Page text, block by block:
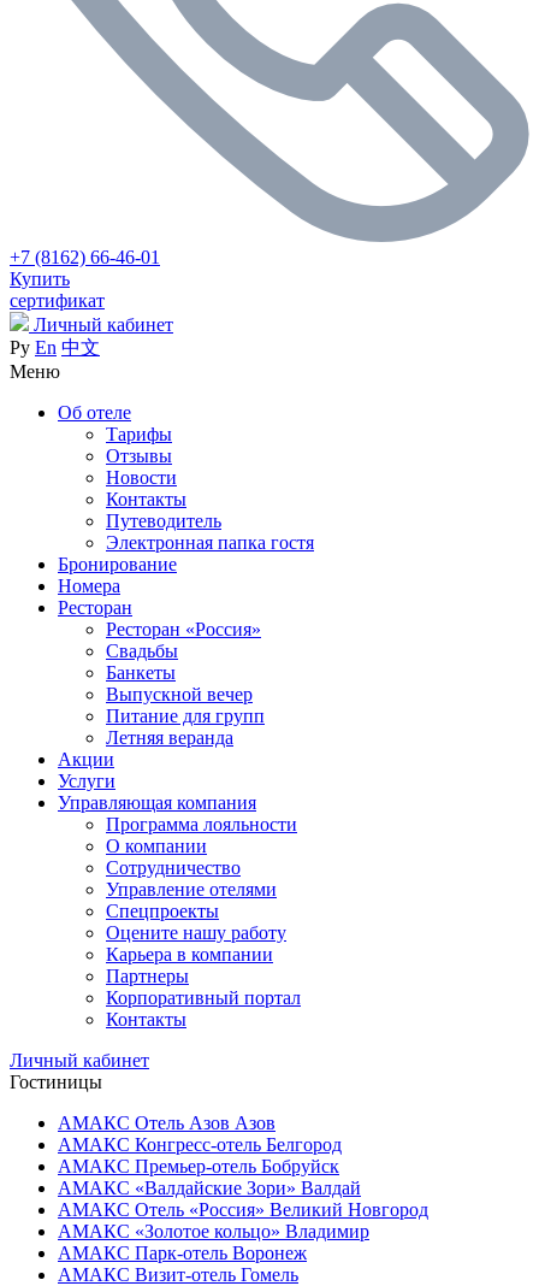
+7 (8162) 66-46-01
Купить
сертификат
Личный кабинет
Ру En 中文
Меню
Об отеле
Тарифы
Отзывы
Новости
Контакты
Путеводитель
Электронная папка гостя
Бронирование
Номера
Ресторан
Ресторан «Россия»
Свадьбы
Банкеты
Выпускной вечер
Питание для групп
Летняя веранда
Акции
Услуги
Управляющая компания
Программа лояльности
О компании
Сотрудничество
Управление отелями
Спецпроекты
Оцените нашу работу
Карьера в компании
Партнеры
Корпоративный портал
Контакты
Личный кабинет
Гостиницы
АМАКС Отель ‎Азов Азов
АМАКС Конгресс-отель Белгород
АМАКС Премьер-отель Бобруйск
АМАКС «‎Валдайские Зори» Валдай
АМАКС Отель «‎Россия» Великий Новгород
АМАКС «‎Золотое кольцо» Владимир
АМАКС Парк-отель Воронеж
АМАКС Визит-отель Гомель